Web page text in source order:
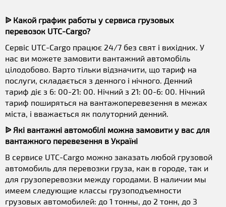
ᐉ Какой график работы у сервиса грузовых
перевозок UTC-Cargo?
Сервіс UTC-Cargo працює 24/7 без свят і вихідних. У
нас ви можете замовити вантажний автомобіль
цілодобово. Варто тільки відзначити, що тариф на
послуги, складається з денного і нічного. Денний
тариф діє з 6: 00-21: 00. Нічний з 21: 00-6: 00. Нічний
тариф поширяться на вантажоперевезення в межах
міста, і вважається як полуторний денний.
ᐉ Які вантажні автомобілі можна замовити у вас для
вантажного перевезення в Україні
В сервисе UTC-Cargo можно заказать любой грузовой
автомобиль для перевозки груза, как в городе, так и
для грузоперевозки между городами. В наличии мы
имеем следующие классы грузоподъемности
грузовых автомобилей: до 1 тонны, до 2 тонн, до 3